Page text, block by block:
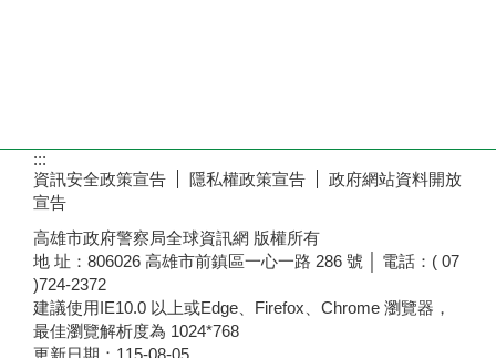
:::
資訊安全政策宣告
隱私權政策宣告
政府網站資料開放
宣告
高雄市政府警察局全球資訊網 版權所有
地 址：806026 高雄市前鎮區一心一路 286 號 │ 電話：( 07
)724-2372
建議使用IE10.0 以上或Edge、Firefox、Chrome 瀏覽器，
最佳瀏覽解析度為 1024*768
更新日期： 115-08-05